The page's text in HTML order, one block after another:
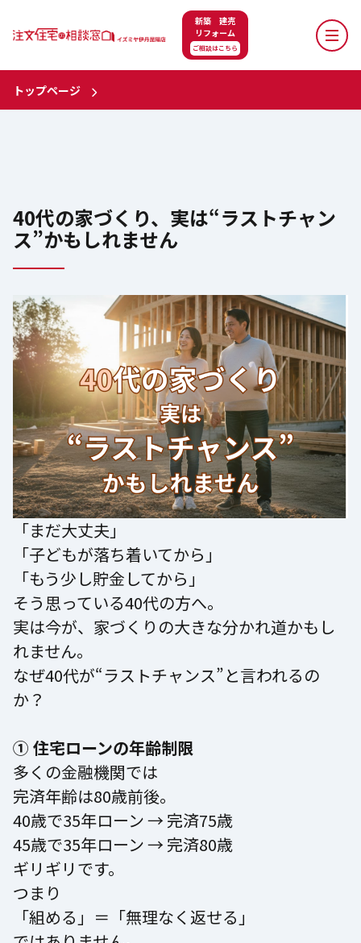
新築 建売
リフォーム
ご相談はこちら
トップページ
40代の家づくり、実は“ラストチャン
ス”かもしれません
「まだ大丈夫」
「子どもが落ち着いてから」
「もう少し貯金してから」
そう思っている40代の方へ。
実は今が、家づくりの大きな分かれ道かもし
れません。
なぜ40代が“ラストチャンス”と言われるの
か？
① 住宅ローンの年齢制限
多くの金融機関では
完済年齢は80歳前後。
40歳で35年ローン → 完済75歳
45歳で35年ローン → 完済80歳
ギリギリです。
つまり
「組める」＝「無理なく返せる」